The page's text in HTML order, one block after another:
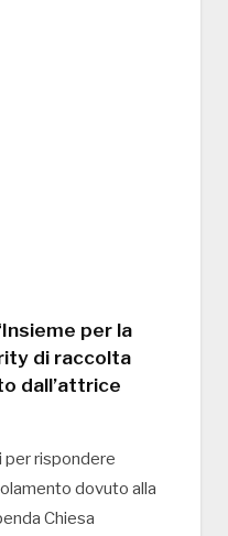
per la
di raccolta
dall’attrice
per rispondere
dovuto alla
Chiesa